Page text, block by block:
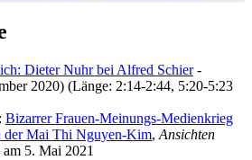
Dieter Nuhr bei Alfred Schier-
2020) (Länge: 2:14-2:44, 5:20-5:23
: Bizarrer Frauen-Meinungs-Medienkrieg
der Mai Thi Nguyen-Kim, Ansichten
am 5. Mai 2021